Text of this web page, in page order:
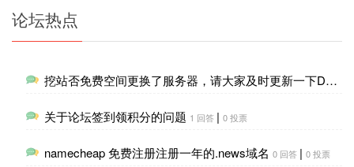
论坛热点
挖站否免费空间更换了服务器，请大家及时更新一下DNS解析
关于论坛签到领积分的问题 1 回答 | 0 投票
namecheap 免费注册注册一年的.news域名 0 回答 | 0 投票